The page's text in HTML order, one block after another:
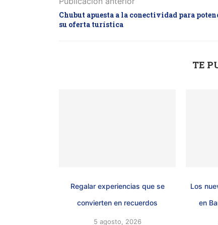
Chubut apuesta a la conectividad para
su oferta turística
TE
Regalar experiencias que se
convierten en recuerdos
5 agosto, 2026
Los
en